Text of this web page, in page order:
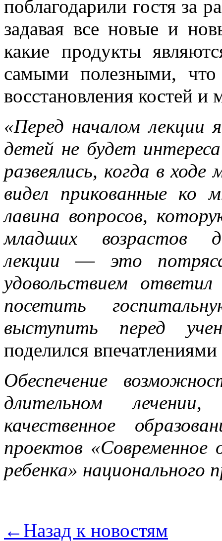
поблагодарили гостя за
задавая все новые и
какие продукты
самыми полезными,
восстановления костей и
«Перед началом лекции
детей не будет
развеялись, когда в
видел прикованные ко
лавина вопросов,
младших возрастов
лекции—это
удовольствием
посетить
выступить перед
поделился
Обеспечение
длительном
качественное
проектов «Современное
ребенка» национального
← Назад к новостям